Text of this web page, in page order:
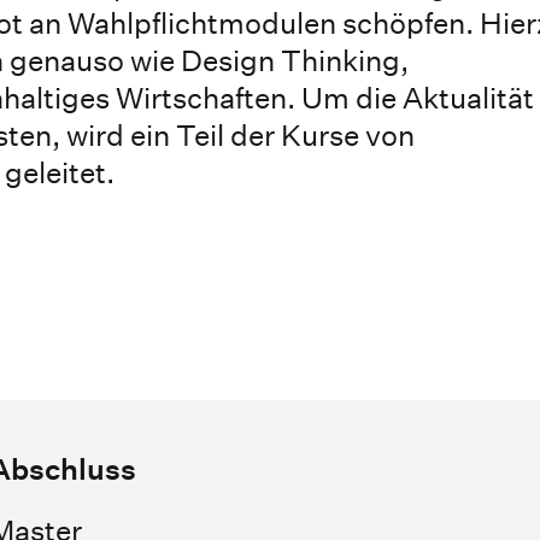
an Wahlpflichtmodulen schöpfen.
wie Design Thinking,
Wirtschaften. Um die Aktualität
wird ein Teil der Kurse von
geleitet.